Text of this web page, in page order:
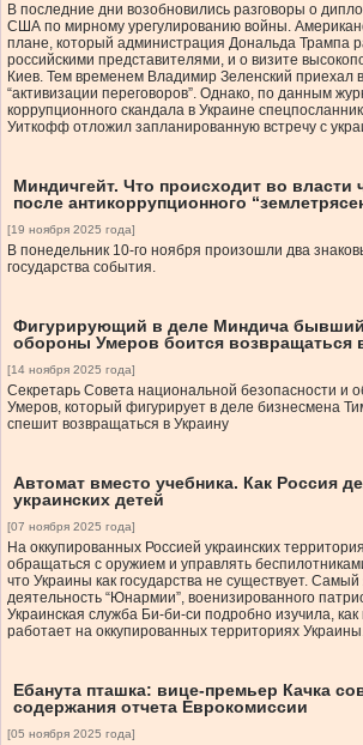
В последние дни возобновились разговоры о
США по мирному урегулированию войны.
плане, который администрация Дональда Трампа
российскими представителями, и о визите
Киев. Тем временем Владимир Зеленский приехал
“активизации переговоров”. Однако, по данным
коррупционного скандала в Украине
Уиткофф отложил запланированную встречу с
Миндичгейт. Что происходит во власти
после антикоррупционного
[19 ноября 2025 года]
В понедельник 10-го ноября произошли два
государства события.
Фигурирующий в деле Миндича
обороны Умеров боится возвращаться
[14 ноября 2025 года]
Секретарь Совета национальной безопасности и
Умеров, который фигурирует в деле бизнесмена
спешит возвращаться в Украину
Автомат вместо учебника. Как Россия
украинских детей
[07 ноября 2025 года]
На оккупированных Россией украинских
обращаться с оружием и управлять
что Украины как государства не существует.
деятельность “Юнармии”, военизированного
Украинская служба Би-би-си подробно изучила,
работает на оккупированных территориях
Ебанута пташка: вице-премьер Качка
содержания отчета Еврокомиссии
[05 ноября 2025 года]